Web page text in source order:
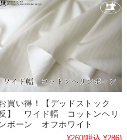
買い得！【デッドストック
】 ワイド幅 コットンヘリ
ンボーン オフホワイト
¥260(税込 ¥286)